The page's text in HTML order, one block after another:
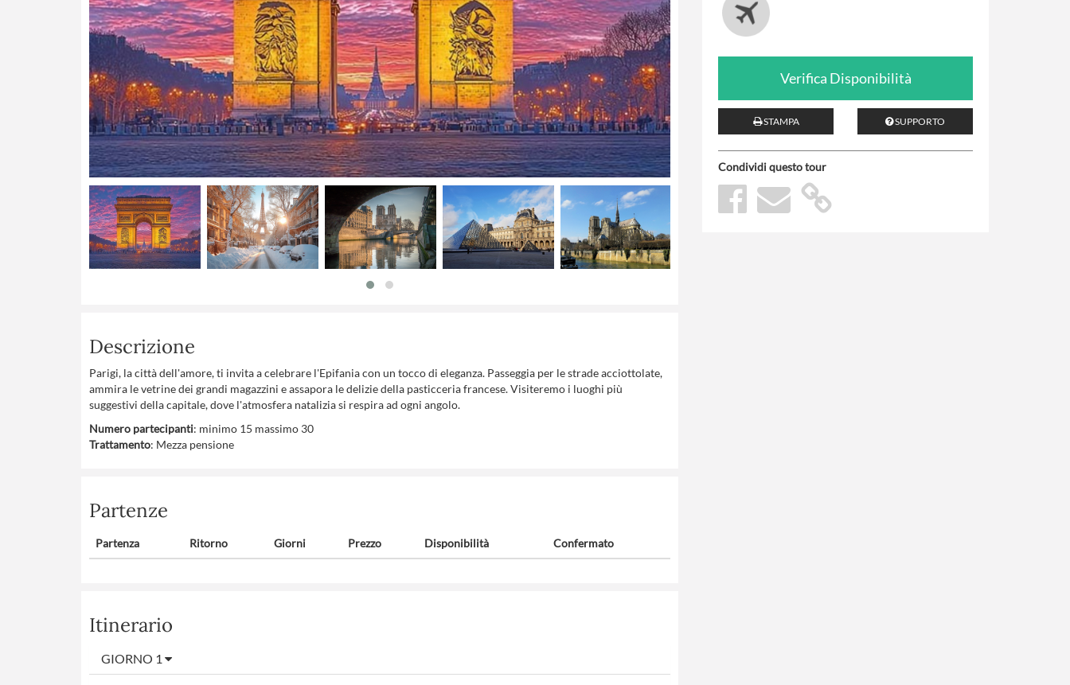
Descrizione
Parigi, la città dell'amore, ti invita a celebrare l'Epifania con un tocco di eleganza. Passeggia per le strade acciottolate,
ammira le vetrine dei grandi magazzini e assapora le delizie della pasticceria francese. Visiteremo i luoghi più
suggestivi della capitale, dove l'atmosfera natalizia si respira ad ogni angolo.
Numero partecipanti: minimo 15 massimo 30
Trattamento: Mezza pensione
Partenze
Partenza Ritorno Giorni Prezzo Disponibilità Confermato
Itinerario
GIORNO 1
Verifica Disponibilità
STAMPA SUPPORTO
Condividi questo tour